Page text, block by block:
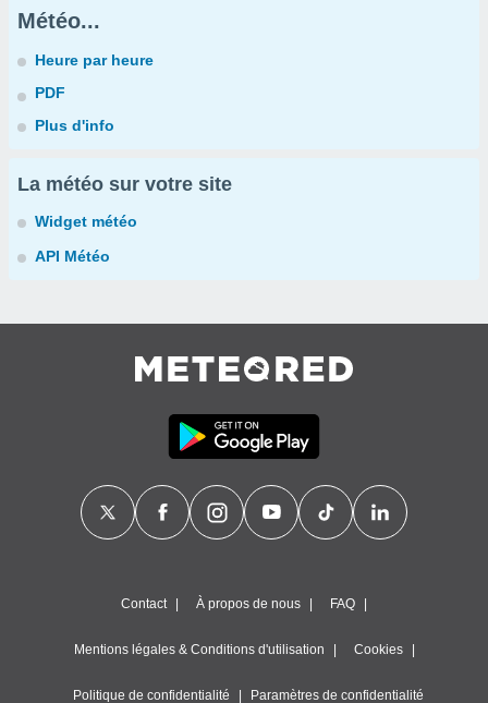
Météo...
Heure par heure
PDF
Plus d'info
La météo sur votre site
Widget météo
API Météo
Contact À propos de nous FAQ
Mentions légales & Conditions d'utilisation Cookies
Politique de confidentialité Paramètres de confidentialité